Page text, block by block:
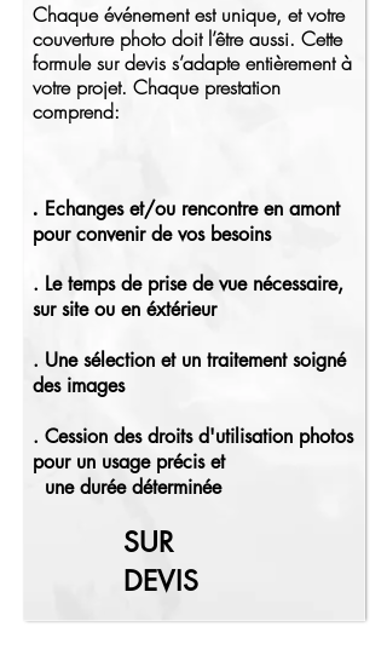
Chaque événement est unique, et votre
couverture photo doit l’être aussi. Cette
formule sur devis s’adapte entièrement à
votre projet. Chaque prestation
comprend:
. Echanges et/ou rencontre en amont
pour convenir de vos besoins
. Le temps de prise de vue nécessaire,
sur site ou en éxtérieur
. Une sélection et un traitement soigné
des images
. Cession des droits d'utilisation photos
pour un usage précis et
une durée déterminée
SUR
DEVIS